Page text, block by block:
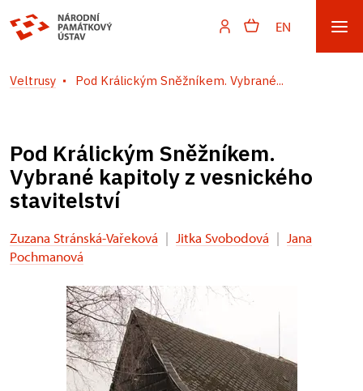
EN
Veltrusy Pod Králickým Sněžníkem. Vybrané...
Pod Králickým Sněžníkem.
Vybrané kapitoly z vesnického
stavitelství
Zuzana Stránská-Vařeková | Jitka Svobodová | Jana
Pochmanová